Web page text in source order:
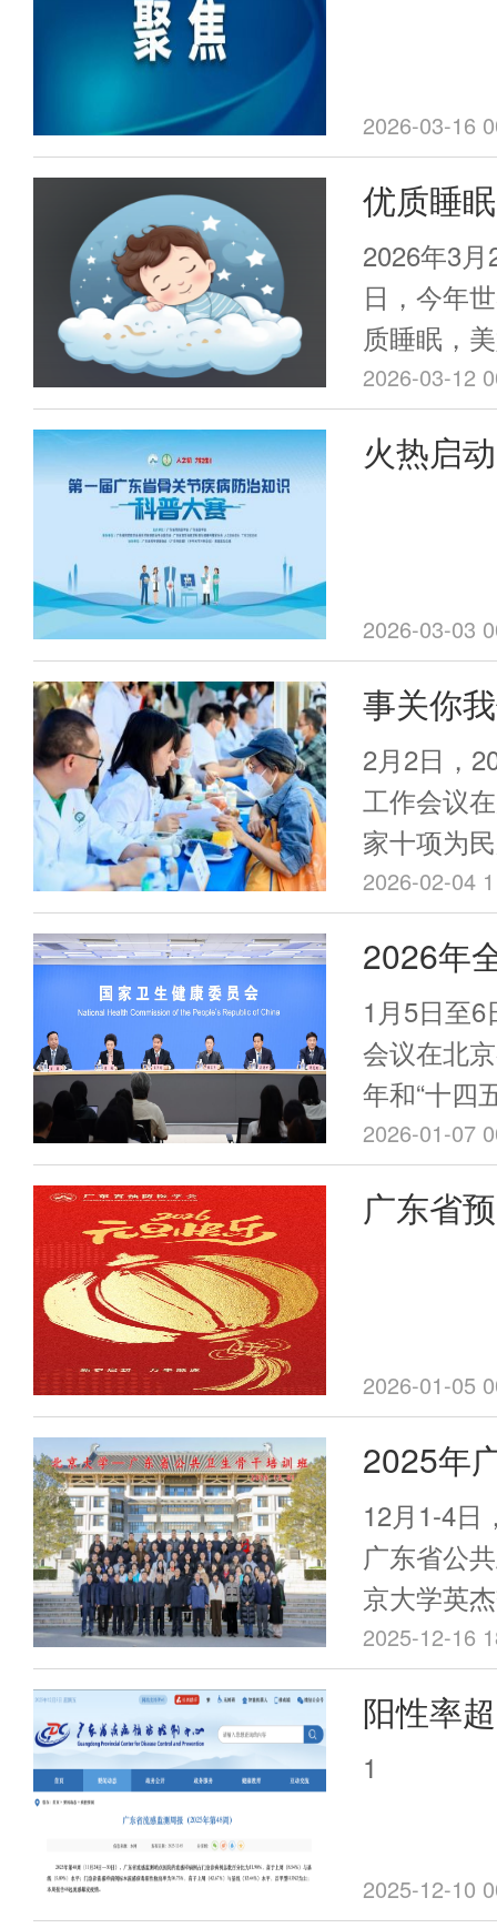
2026-03-16
优质睡
我会睡
治专业
日义诊
2026年3
日，今年
质睡眠，
家扫除睡
广东预防
病防治专
2026-03-12
火热启
2026-03-03
事关你
2026年
惠民服
2月2日，
工作会议
家十项为
民生实事
2026年广
民服务举
康需求。
2026-02-04
2026年
会议在
1月5日至
会议在北
年和“十四
全面部署
卫生健康
出席会议
2026-01-07
广东省
2026-01-05
2025年
干培训
办
12月1-4日
广东省公
京大学英
自我省、
疾控系统
园进行为
训通过专
创新思维
2025-12-16
阳性率
响，但
1
2025-12-10